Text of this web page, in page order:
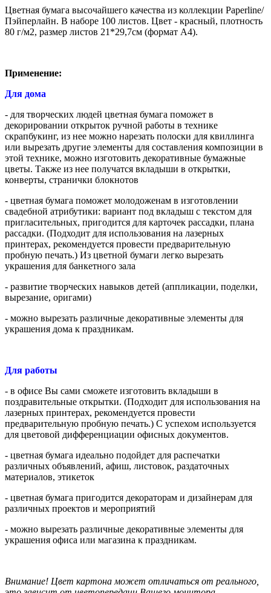
Цветная бумага высочайшего качества из коллекции Paperline/
Пэйперлайн. В наборе 100 листов. Цвет - красный, плотность
80 г/м2, размер листов 21*29,7см (формат А4).
Применение:
Для дома
- для творческих людей цветная бумага поможет в
декорировании открыток ручной работы в технике
скрапбукинг, из нее можно нарезать полоски для квиллинга
или вырезать другие элементы для составления композиции в
этой технике, можно изготовить декоративные бумажные
цветы. Также из нее получатся вкладыши в открытки,
конверты, странички блокнотов
- цветная бумага поможет молодоженам в изготовлении
свадебной атрибутики: вариант под вкладыш с текстом для
пригласительных, пригодится для карточек рассадки, плана
рассадки. (Подходит для использования на лазерных
принтерах, рекомендуется провести предварительную
пробную печать.) Из цветной бумаги легко вырезать
украшения для банкетного зала
- развитие творческих навыков детей (аппликации, поделки,
вырезание, оригами)
- можно вырезать различные декоративные элементы для
украшения дома к праздникам.
Для работы
- в офисе Вы сами сможете изготовить вкладыши в
поздравительные открытки. (Подходит для использования на
лазерных принтерах, рекомендуется провести
предварительную пробную печать.) С успехом используется
для цветовой дифференциации офисных документов.
- цветная бумага идеально подойдет для распечатки
различных объявлений, афиш, листовок, раздаточных
материалов, этикеток
- цветная бумага пригодится декораторам и дизайнерам для
различных проектов и мероприятий
- можно вырезать различные декоративные элементы для
украшения офиса или магазина к праздникам.
Внимание! Цвет картона может отличаться от реального,